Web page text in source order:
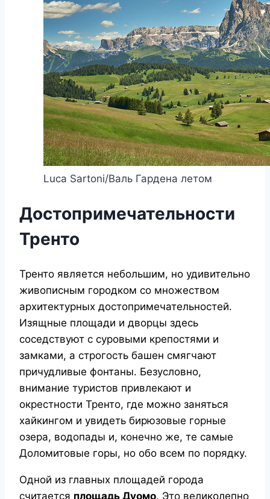
Luca Sartoni/Валь Гардена летом
Достопримечательности
Тренто
Тренто является небольшим, но удивительно
живописным городком со множеством
архитектурных достопримечательностей.
Изящные площади и дворцы здесь
соседствуют с суровыми крепостями и
замками, а строгость башен смягчают
причудливые фонтаны. Безусловно,
внимание туристов привлекают и
окрестности Тренто, где можно заняться
хайкингом и увидеть бирюзовые горные
озера, водопады и, конечно же, те самые
Доломитовые горы, но обо всем по порядку.
Одной из главных площадей города
считается площадь Дуомо. Это великолепно